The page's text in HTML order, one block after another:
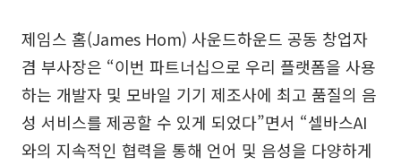
제임스 홈(James Hom) 사운드하운드 공동 창업자
겸 부사장은 “이번 파트너십으로 우리 플랫폼을 사용
하는 개발자 및 모바일 기기 제조사에 최고 품질의 음
성 서비스를 제공할 수 있게 되었다”면서 “셀바스AI
와의 지속적인 협력을 통해 언어 및 음성을 다양하게